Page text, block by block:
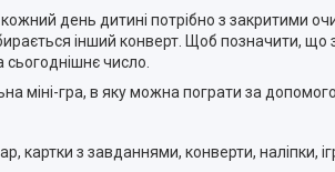
день дитині потрібно з закритими
інший конверт. Щоб позначити, що
сьогоднішнє число.
міні-гра, в яку можна пограти за
картки з завданнями, конверти, наліпки,